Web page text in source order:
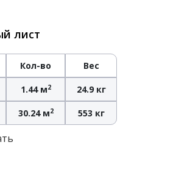
лист
Кол-во Вес
1.44 м2 24.9 кг
30.24 м2 553 кг